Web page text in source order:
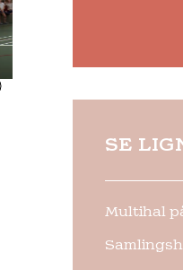
SE
Multihal